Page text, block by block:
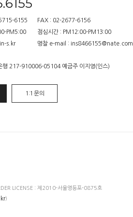
6155
PM5:00
s.kr
FAX : 02-2677-6156
점심시간 : PM12:00-PM13:00
명찰 e-mail : ins8466155@nate.com
행 217-910006-05104 예금주 이지영(인스)
1:1 문의
LICENSE : 제2010-서울영등포-0875호
)